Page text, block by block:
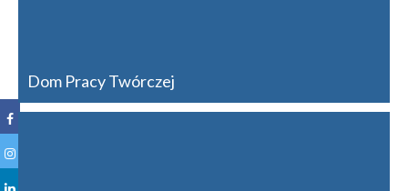
Dom Pracy Twórczej